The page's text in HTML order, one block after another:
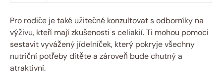
Pro rodiče je také užitečné konzultovat s odborníky na
výživu, kteří mají zkušenosti s celiakií. Ti mohou pomoci
sestavit vyvážený jídelníček, který pokryje všechny
nutriční potřeby dítěte a zároveň bude chutný a
atraktivní.